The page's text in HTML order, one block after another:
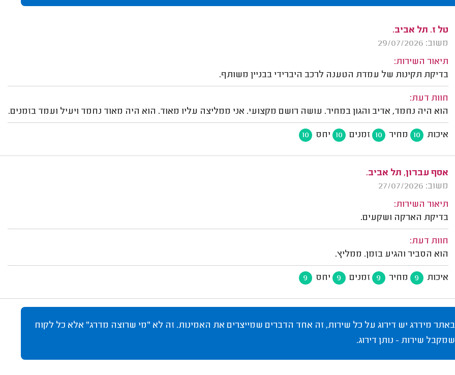
טל ז. תל אביב.
משוב: 29/07/2026
תיאור השירות:
בדיקת תקינות של עמדת הטענה לרכב היברידי בבניין משותף.
חוות דעת:
הוא היה נחמד, אדיב והגון במחיר. עושה רושם מקצועי. אני ממליצה עליו מאוד. הוא היה מאוד נחמד ויעיל ועמד בזמנים.
איכות 10 מחיר 10 זמנים 10 יחס 10
אסף עברון, תל אביב.
משוב: 27/07/2026
תיאור השירות:
בדיקת הארקה ושקעים.
חוות דעת:
הוא הסביר והגיע בזמן. ממליץ.
איכות 9 מחיר 9 זמנים 9 יחס 9
באתר מידרג יש דירוג על כל שירות, זה אחד הדברים שמייצרים את האמינות. זה לא "מי שרוצה מדרג" אלא כל לקוח
שמקבל שירות - נותן דירוג.